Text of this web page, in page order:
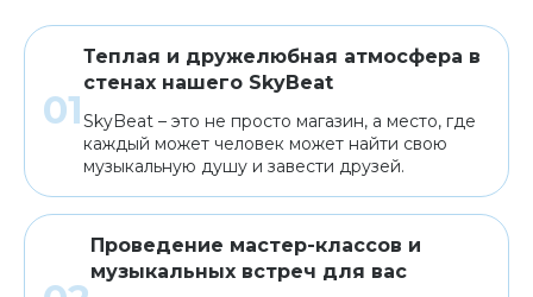
Теплая и дружелюбная атмосфера в
стенах нашего SkyBeat
SkyBeat – это не просто магазин, а место, где
каждый может человек может найти свою
музыкальную душу и завести друзей.
Проведение мастер-классов и
музыкальных встреч для вас